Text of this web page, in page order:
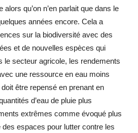
qu’on n’en parlait que dans le
années encore. Cela a
sur la biodiversité avec des
et de nouvelles espèces qui
le secteur agricole, les rendements
une ressource en eau moins
être repensé en prenant en
d’eau de pluie plus
extrêmes comme évoqué plus
des espaces pour lutter contre les